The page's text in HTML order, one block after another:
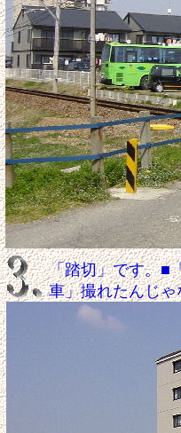
「踏切」です。■
車」撮れたんじ